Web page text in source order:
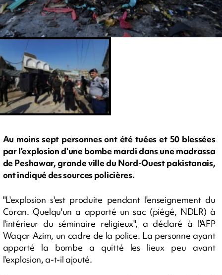
Au moins sept personnes ont été tuées et 50 blessées
par l'explosion d'une bombe mardi dans une madrassa
de Peshawar, grande ville du Nord-Ouest pakistanais,
ont indiqué des sources policières.
"L'explosion s'est produite pendant l'enseignement du
Coran. Quelqu'un a apporté un sac (piégé, NDLR) à
l'intérieur du séminaire religieux", a déclaré à l'AFP
Waqar Azim, un cadre de la police. La personne ayant
apporté la bombe a quitté les lieux peu avant
l'explosion, a-t-il ajouté.